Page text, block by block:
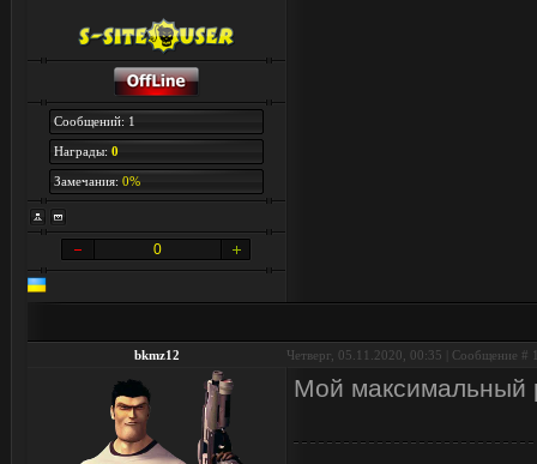
Сообщений: 1
Награды: 0
Замечания: 0%
0
bkmz12 Четверг, 05.11.2020, 00:35 | Сообщение #
Moй максимальный